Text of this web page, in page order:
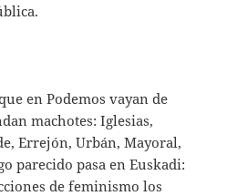
en Podemos vayan de
machotes: Iglesias,
Errejón, Urbán, Mayoral,
parecido pasa en Euskadi:
de feminismo los